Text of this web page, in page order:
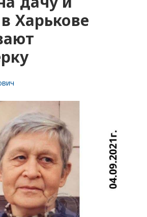
Харькове